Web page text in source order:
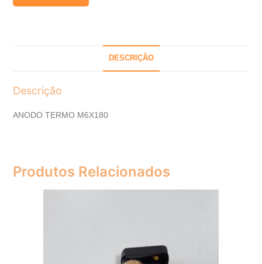
DESCRIÇÃO
Descrição
ANODO TERMO M6X180
Produtos Relacionados